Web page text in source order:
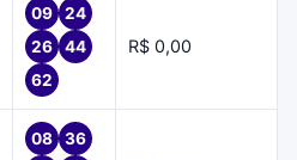
09
24
26
44
62
R$ 0,00
08
36